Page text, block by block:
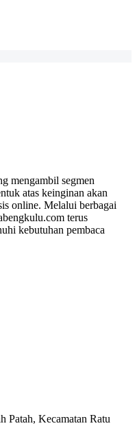
mengambil segmen
atas keinginan akan
online. Melalui berbagai
terus
kebutuhan pembaca
Patah, Kecamatan Ratu